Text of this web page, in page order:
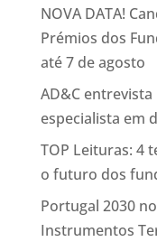
NOVA DATA!
Prémios dos
até 7 de agosto
AD&C
especialista em
TOP Leituras: 4
o futuro dos
Portugal 2030
Instrumentos